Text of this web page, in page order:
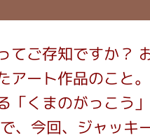
てご存知ですか？
アート作品のこと。
「くまのがっこう
、今回、ジャッキ
ーション